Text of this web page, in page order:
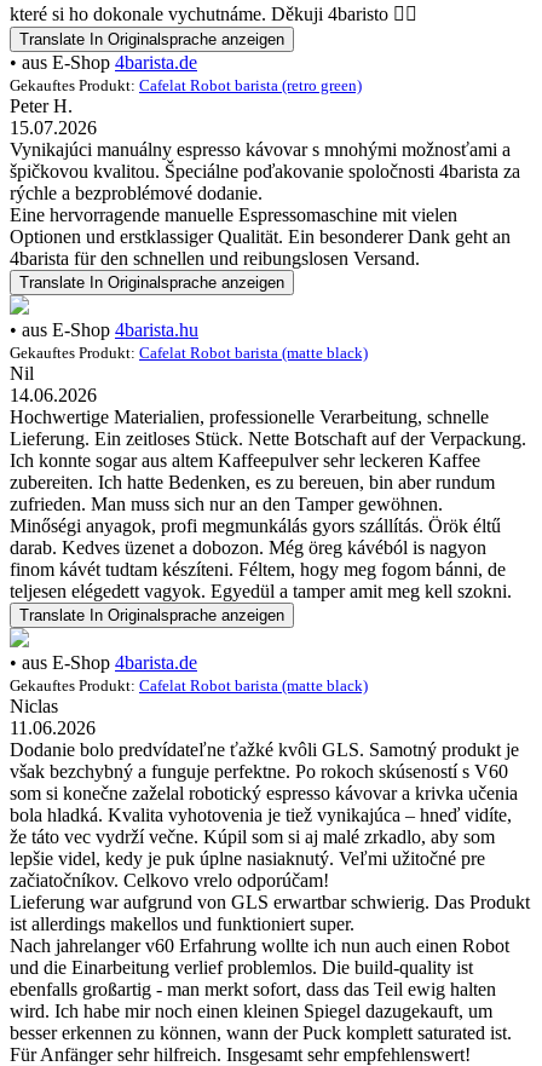
které si ho dokonale vychutnáme. Děkuji 4baristo 👍🏼
Translate In Originalsprache anzeigen
• aus E-Shop 4barista.de
Gekauftes Produkt: Cafelat Robot barista (retro green)
Peter H.
15.07.2026
Vynikajúci manuálny espresso kávovar s mnohými možnosťami a
špičkovou kvalitou. Špeciálne poďakovanie spoločnosti 4barista za
rýchle a bezproblémové dodanie.
Eine hervorragende manuelle Espressomaschine mit vielen
Optionen und erstklassiger Qualität. Ein besonderer Dank geht an
4barista für den schnellen und reibungslosen Versand.
Translate In Originalsprache anzeigen
• aus E-Shop 4barista.hu
Gekauftes Produkt: Cafelat Robot barista (matte black)
Nil
14.06.2026
Hochwertige Materialien, professionelle Verarbeitung, schnelle
Lieferung. Ein zeitloses Stück. Nette Botschaft auf der Verpackung.
Ich konnte sogar aus altem Kaffeepulver sehr leckeren Kaffee
zubereiten. Ich hatte Bedenken, es zu bereuen, bin aber rundum
zufrieden. Man muss sich nur an den Tamper gewöhnen.
Minőségi anyagok, profi megmunkálás gyors szállítás. Örök éltű
darab. Kedves üzenet a dobozon. Még öreg kávéból is nagyon
finom kávét tudtam készíteni. Féltem, hogy meg fogom bánni, de
teljesen elégedett vagyok. Egyedül a tamper amit meg kell szokni.
Translate In Originalsprache anzeigen
• aus E-Shop 4barista.de
Gekauftes Produkt: Cafelat Robot barista (matte black)
Niclas
11.06.2026
Dodanie bolo predvídateľne ťažké kvôli GLS. Samotný produkt je
však bezchybný a funguje perfektne. Po rokoch skúseností s V60
som si konečne zaželal robotický espresso kávovar a krivka učenia
bola hladká. Kvalita vyhotovenia je tiež vynikajúca – hneď vidíte,
že táto vec vydrží večne. Kúpil som si aj malé zrkadlo, aby som
lepšie videl, kedy je puk úplne nasiaknutý. Veľmi užitočné pre
začiatočníkov. Celkovo vrelo odporúčam!
Lieferung war aufgrund von GLS erwartbar schwierig. Das Produkt
ist allerdings makellos und funktioniert super.
Nach jahrelanger v60 Erfahrung wollte ich nun auch einen Robot
und die Einarbeitung verlief problemlos. Die build-quality ist
ebenfalls großartig - man merkt sofort, dass das Teil ewig halten
wird. Ich habe mir noch einen kleinen Spiegel dazugekauft, um
besser erkennen zu können, wann der Puck komplett saturated ist.
Für Anfänger sehr hilfreich. Insgesamt sehr empfehlenswert!